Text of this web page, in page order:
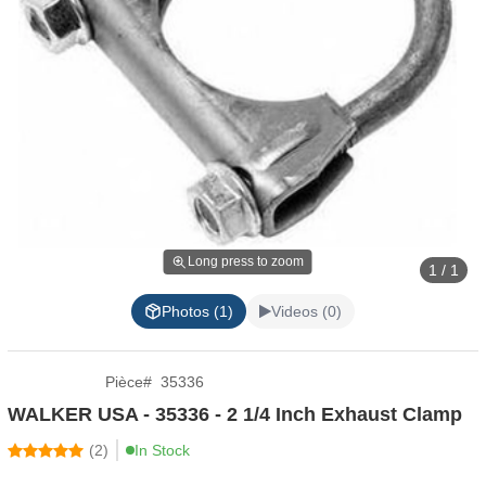
Long press to zoom 1 / 1
Photos (1) Videos (0)
Pièce# 35336
WALKER USA - 35336 - 2 1/4 Inch Exhaust Clamp
(2) In Stock